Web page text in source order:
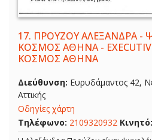
17. ΠΡΟΥΖΟΥ ΑΛΕΞΑΝΔΡΑ -
ΚΟΣΜΟΣ ΑΘΗΝΑ -
ΚΟΣΜΟΣ ΑΘΗΝΑ
Διεύθυνση: Ευρυδάμαντος 42,
Αττικής
Οδηγίες χάρτη
Τηλέφωνο: 2109320932 Κινητό: